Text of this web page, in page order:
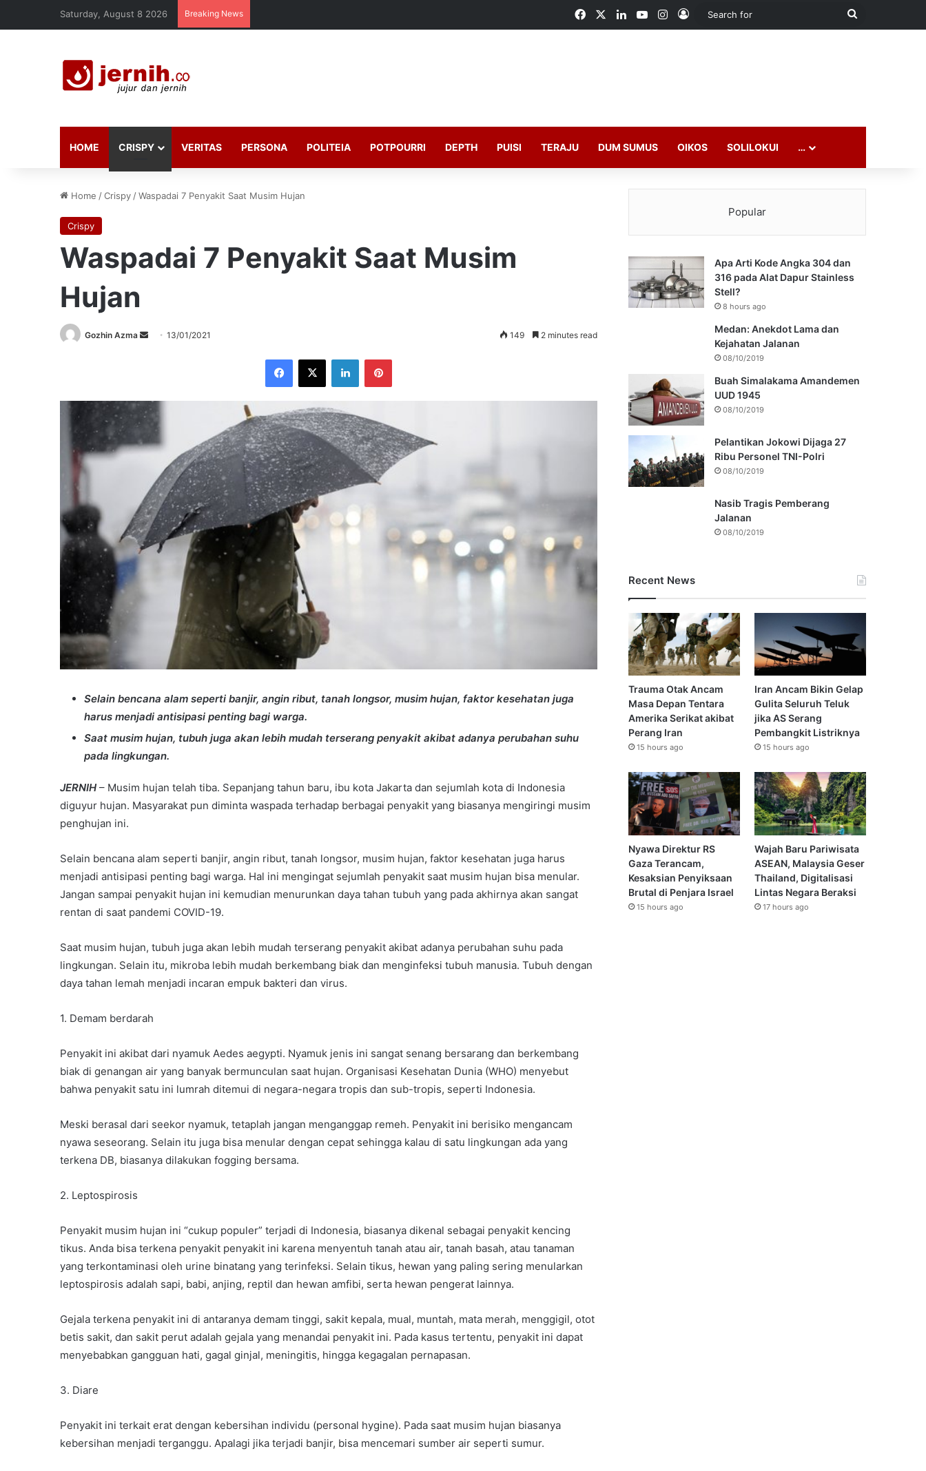
Saturday, August 8 2026 Breaking News FacebookLinkedInYouTubeInstagram
Log In
Search
HOME CRISPY VERITAS PERSONA POLITEIA POTPOURRI DEPTH PUISI TERAJU DUM SUMUS OIKOS SOLILOKUI …
Home /Crispy /Waspadai 7 Penyakit Saat Musim Hujan
Crispy
Waspadai 7 Penyakit Saat Musim
Hujan
Gozhin Azma
Send13/01/2021 149 2 minutes read
Facebook
X LinkedInPinterest
Selain bencana alam seperti banjir, angin ribut, tanah longsor, musim hujan, faktor kesehatan juga
harus menjadi antisipasi penting bagi warga.
Saat musim hujan, tubuh juga akan lebih mudah terserang penyakit akibat adanya perubahan suhu
pada lingkungan.
JERNIH – Musim hujan telah tiba. Sepanjang tahun baru, ibu kota Jakarta dan sejumlah kota di Indonesia
diguyur hujan. Masyarakat pun diminta waspada terhadap berbagai penyakit yang biasanya mengiringi musim
penghujan ini.
Selain bencana alam seperti banjir, angin ribut, tanah longsor, musim hujan, faktor kesehatan juga harus
menjadi antisipasi penting bagi warga. Hal ini mengingat sejumlah penyakit saat musim hujan bisa menular.
Jangan sampai penyakit hujan ini kemudian menurunkan daya tahan tubuh yang pada akhirnya akan sangat
rentan di saat pandemi COVID-19.
Saat musim hujan, tubuh juga akan lebih mudah terserang penyakit akibat adanya perubahan suhu pada
lingkungan. Selain itu, mikroba lebih mudah berkembang biak dan menginfeksi tubuh manusia. Tubuh dengan
daya tahan lemah menjadi incaran empuk bakteri dan virus.
1. Demam berdarah
Penyakit ini akibat dari nyamuk Aedes aegypti. Nyamuk jenis ini sangat senang bersarang dan berkembang
biak di genangan air yang banyak bermunculan saat hujan. Organisasi Kesehatan Dunia (WHO) menyebut
bahwa penyakit satu ini lumrah ditemui di negara-negara tropis dan sub-tropis, seperti Indonesia.
Meski berasal dari seekor nyamuk, tetaplah jangan menganggap remeh. Penyakit ini berisiko mengancam
nyawa seseorang. Selain itu juga bisa menular dengan cepat sehingga kalau di satu lingkungan ada yang
terkena DB, biasanya dilakukan fogging bersama.
2. Leptospirosis
Penyakit musim hujan ini “cukup populer” terjadi di Indonesia, biasanya dikenal sebagai penyakit kencing
tikus. Anda bisa terkena penyakit penyakit ini karena menyentuh tanah atau air, tanah basah, atau tanaman
yang terkontaminasi oleh urine binatang yang terinfeksi. Selain tikus, hewan yang paling sering menularkan
leptospirosis adalah sapi, babi, anjing, reptil dan hewan amfibi, serta hewan pengerat lainnya.
Gejala terkena penyakit ini di antaranya demam tinggi, sakit kepala, mual, muntah, mata merah, menggigil, otot
betis sakit, dan sakit perut adalah gejala yang menandai penyakit ini. Pada kasus tertentu, penyakit ini dapat
menyebabkan gangguan hati, gagal ginjal, meningitis, hingga kegagalan pernapasan.
3. Diare
Penyakit ini terkait erat dengan kebersihan individu (personal hygine). Pada saat musim hujan biasanya
kebersihan menjadi terganggu. Apalagi jika terjadi banjir, bisa mencemari sumber air seperti sumur.
Popular
Apa Arti Kode Angka 304 dan
316 pada Alat Dapur Stainless
Stell?
8 hours ago
Medan: Anekdot Lama dan
Kejahatan Jalanan
08/10/2019
Buah Simalakama Amandemen
UUD 1945
08/10/2019
Pelantikan Jokowi Dijaga 27
Ribu Personel TNI-Polri
08/10/2019
Nasib Tragis Pemberang
Jalanan
08/10/2019
Recent News
Trauma Otak Ancam
Masa Depan Tentara
Amerika Serikat akibat
Perang Iran
15 hours ago
Iran Ancam Bikin Gelap
Gulita Seluruh Teluk
jika AS Serang
Pembangkit Listriknya
15 hours ago
Nyawa Direktur RS
Gaza Terancam,
Kesaksian Penyiksaan
Brutal di Penjara Israel
15 hours ago
Wajah Baru Pariwisata
ASEAN, Malaysia Geser
Thailand, Digitalisasi
Lintas Negara Beraksi
17 hours ago